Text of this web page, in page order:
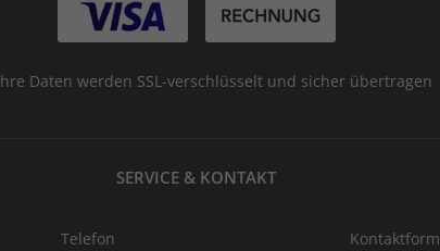
Daten werden SSL-verschlüsselt und sicher übertragen
SERVICE & KONTAKT
Telefon